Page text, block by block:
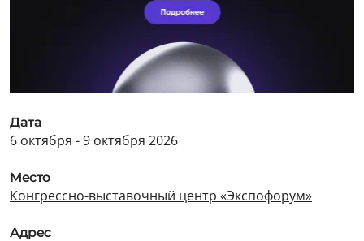
Дата
6 октября - 9 октября 2026
Место
Конгрессно-выставочный центр «Экспофорум»
Адрес